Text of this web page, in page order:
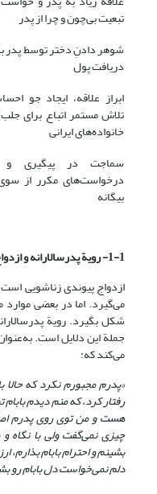
تبعیت بی‌چون و چرا از پدر
شوهر دادنِ دختر توسط پدر
دریافت پول
ابراز علاقه، ایجاد جو
تلاش مستمر اتباع برای
خانواده‌های ایرانی
سماجت در پیگیری
درخواست‌های مکرر از
بیگانه
1-1- رویة پدرسالارانه و ازدواج اجباری
ازدواج پیوندی زناشویی
می‌گیرد. اما در بعضی موارد
شکل بگیرد. رویة
می‌کند که:
«پدرم مجبورم نکرد که حالا
رفتار کرد، که منم دیدم
هست و من توی روی پدرم
چیزی نمی‌گفت ولی با نگاه
بشینم و احترام بابام
دلم نمی‌خواست دل بابام رو